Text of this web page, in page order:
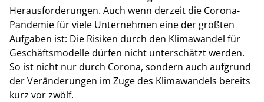
Herausforderungen. Auch wenn derzeit die Corona-
Pandemie für viele Unternehmen eine der größten
Aufgaben ist: Die Risiken durch den Klimawandel für
Geschäftsmodelle dürfen nicht unterschätzt werden.
So ist nicht nur durch Corona, sondern auch aufgrund
der Veränderungen im Zuge des Klimawandels bereits
kurz vor zwölf.